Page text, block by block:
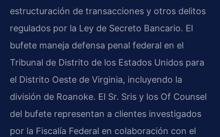
estructuración de transacciones y otros delitos
regulados por la Ley de Secreto Bancario. El
bufete maneja defensa penal federal en el
Tribunal de Distrito de los Estados Unidos para
el Distrito Oeste de Virginia, incluyendo la
división de Roanoke. El Sr. Sris y los Of Counsel
del bufete representan a clientes investigados
por la Fiscalía Federal en colaboración con el